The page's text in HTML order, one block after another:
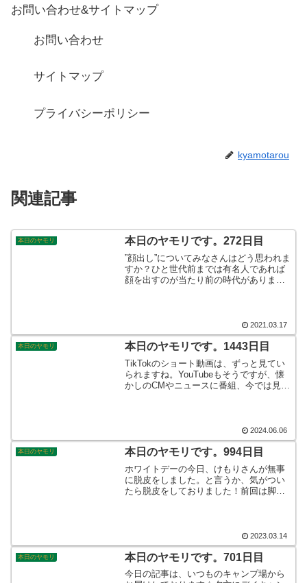
お問い合わせ&サイトマップ
お問い合わせ
サイトマップ
プライバシーポリシー
kyamotarou
関連記事
本日のヤモリ 本日のヤモリです。272日目
”顔出し”についてみなさんはどう思われま
すか？ひと世代前までは有名人であれば
顔を出すのが当たり前の時代がありまし
代に入っているなぁと感じますね。2021.03.17
本日のヤモリ 本日のヤモリです。1443日目
TikTokのショート動画は、ずっと見てい
られますね。YouTubeもそうですが、懐
かしのCMやニュースに番組、今では見る
こんなで、本日のヤモリです。 2024.06.06
本日のヤモリ 本日のヤモリです。994日目
ホワイトデーの今日、けもりさんが無事
に脱皮をしました。と言うか、気がつい
たら脱皮をしておりました！前回は脚先
◎そんなこんなで、本日のヤモリです。
2023.03.14
本日のヤモリ 本日のヤモリです。701日目
今日の記事は、いつものキャンプ場から